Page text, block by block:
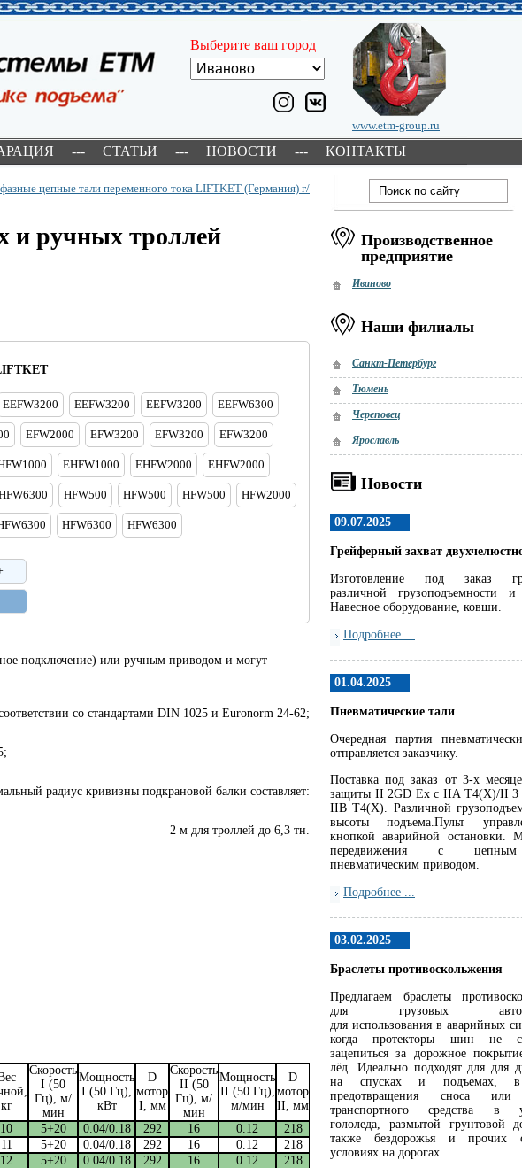
www.etm-group.ru
--- СТАТЬИ --- НОВОСТИ --- КОНТАКТЫ
Выберите ваш город
цепные тали переменного тока LIFTKET (Германия) г/
и ручных троллей
EEFW3200 EEFW3200 EEFW3200 EEFW6300
EFW2000 EFW3200 EFW3200 EFW3200
EHFW1000 EHFW2000 EHFW2000
HFW500 HFW500 HFW500 HFW2000
HFW6300
HFW6300
подключение) или ручным приводом и могут
со стандартами DIN 1025 и Euronorm 24-62;
радиус кривизны подкрановой балки составляет:
2 м для троллей до 6,3 тн.
кг
Скорость
I (50
Гц), м/
мин
Мощность
I (50 Гц),
кВт
D
мотор
I, мм
Скорость
II (50
Гц), м/
мин
Мощность
II (50 Гц),
м/мин
D
мотор
II, мм
10 5+20 0.04/0.18 292 16 0.12
218
11 5+20 0.04/0.18 292 16 0.12
218
12 5+20 0.04/0.18 292 16 0.12
218
Производственное
предприятие
Иваново
Наши филиалы
Санкт-Петербург
Тюмень
Череповец
Ярославль
Новости
09.07.2025
Грейферный захват
Изготовление под заказ
различной грузоподъемности
Навесное оборудование, ковши.
Подробнее ...
01.04.2025
Пневматические тали
Очередная партия
отправляется заказчику.
Поставка под заказ от 3-х
защиты II 2GD Ex c IIA T4(X)/II 3
IIB T4(X). Различной
высоты подъема.Пульт
кнопкой аварийной остановки.
передвижения с
пневматическим приводом.
Подробнее ...
03.02.2025
Браслеты противоскольжения
Предлагаем браслеты
для грузовых
для использования в аварийных
когда протекторы шин не
зацепиться за дорожное
лёд. Идеально подходят для для
на спусках и подъемах,
предотвращения сноса или
транспортного средства в
гололеда, размытой грунтовой
также бездорожья и прочих
условиях на дорогах.